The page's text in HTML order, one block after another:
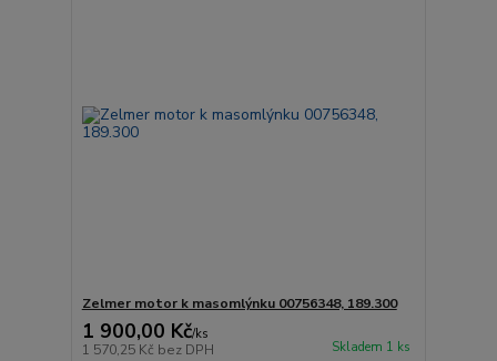
Zelmer motor k masomlýnku 00756348, 189.300
1 900,00 Kč/ks
1 570,25 Kč bez DPH Skladem 1 ks